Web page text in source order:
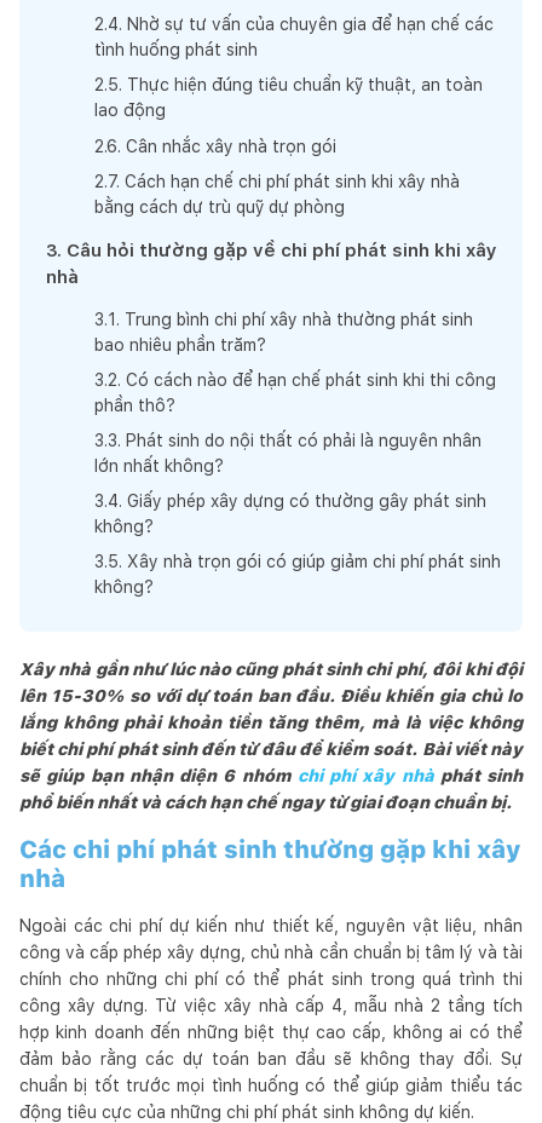
2.4. Nhờ sự tư vấn của chuyên gia để hạn chế các
tình huống phát sinh
2.5. Thực hiện đúng tiêu chuẩn kỹ thuật, an toàn
lao động
2.6. Cân nhắc xây nhà trọn gói
2.7. Cách hạn chế chi phí phát sinh khi xây nhà
bằng cách dự trù quỹ dự phòng
3. Câu hỏi thường gặp về chi phí phát sinh khi xây
nhà
3.1 . Trung bình chi phí xây nhà thường phát sinh
bao nhiêu phần trăm?
3.2. Có cách nào để hạn chế phát sinh khi thi công
phần thô?
3.3. Phát sinh do nội thất có phải là nguyên nhân
lớn nhất không?
3.4. Giấy phép xây dựng có thường gây phát sinh
không?
3.5. Xây nhà trọn gói có giúp giảm chi phí phát sinh
không?
Xây nhà gần như lúc nào cũng phát sinh chi phí, đôi khi đội
lên 15-30% so với dự toán ban đầu. Điều khiến gia chủ lo
lắng không phải khoản tiền tăng thêm, mà là việc không
biết chi phí phát sinh đến từ đâu để kiểm soát. Bài viết này
sẽ giúp bạn nhận diện 6 nhóm chi phí xây nhàphát sinh
phổ biến nhất và cách hạn chế ngay từ giai đoạn chuẩn bị.
Các chi phí phát sinh thường gặp khi xây
nhà
Ngoài các chi phí dự kiến như thiết kế, nguyên vật liệu, nhân
công và cấp phép xây dựng, chủ nhà cần chuẩn bị tâm lý và tài
chính cho những chi phí có thể phát sinh trong quá trình thi
công xây dựng. Từ việc xây nhà cấp 4, mẫu nhà 2 tầng tích
hợp kinh doanh đến những biệt thự cao cấp, không ai có thể
đảm bảo rằng các dự toán ban đầu sẽ không thay đổi. Sự
chuẩn bị tốt trước mọi tình huống có thể giúp giảm thiểu tác
động tiêu cực của những chi phí phát sinh không dự kiến.